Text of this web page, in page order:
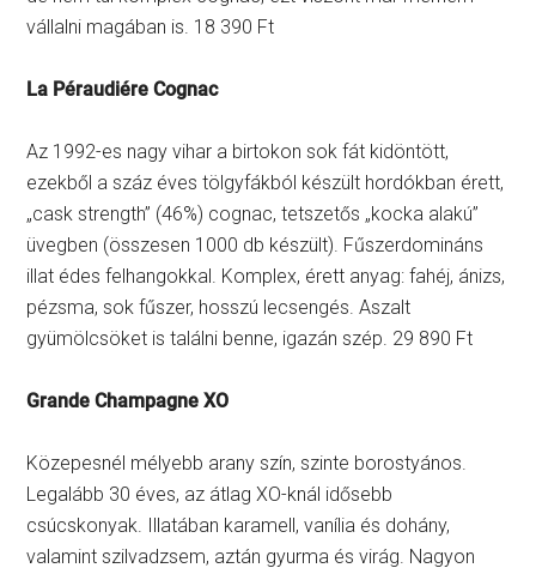
vállalni magában is. 18 390 Ft
La Péraudiére Cognac
Az 1992-es nagy vihar a birtokon sok fát kidöntött,
ezekből a száz éves tölgyfákból készült hordókban érett,
„cask strength” (46%) cognac, tetszetős „kocka alakú”
üvegben (összesen 1000 db készült). Fűszerdomináns
illat édes felhangokkal. Komplex, érett anyag: fahéj, ánizs,
pézsma, sok fűszer, hosszú lecsengés. Aszalt
gyümölcsöket is találni benne, igazán szép. 29 890 Ft
Grande Champagne XO
Közepesnél mélyebb arany szín, szinte borostyános.
Legalább 30 éves, az átlag XO-knál idősebb
csúcskonyak. Illatában karamell, vanília és dohány,
valamint szilvadzsem, aztán gyurma és virág. Nagyon